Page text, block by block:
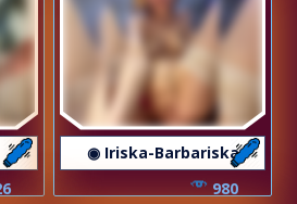
◉ Iriska-Barbariska
980